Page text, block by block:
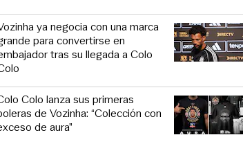
ya negocia con una marca
para convertirse en
tras su llegada a Colo
Colo lanza sus primeras
de Vozinha: “Colección con
de aura”